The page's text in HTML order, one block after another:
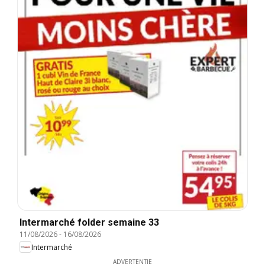
Intermarché folder semaine 33
11/08/2026- 16/08/2026
Intermarché
ADVERTENTIE